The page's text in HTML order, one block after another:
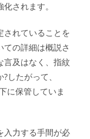
されます。
されていることを
の詳細は概説さ
言及はなく、指紋
したがって、
に保管していま
入力する手間が必